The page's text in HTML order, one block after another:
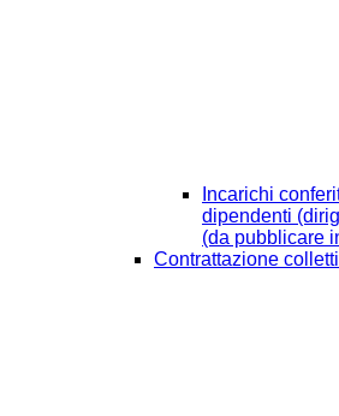
Incarichi
dipendenti
(da pubblicare
Contrattazione